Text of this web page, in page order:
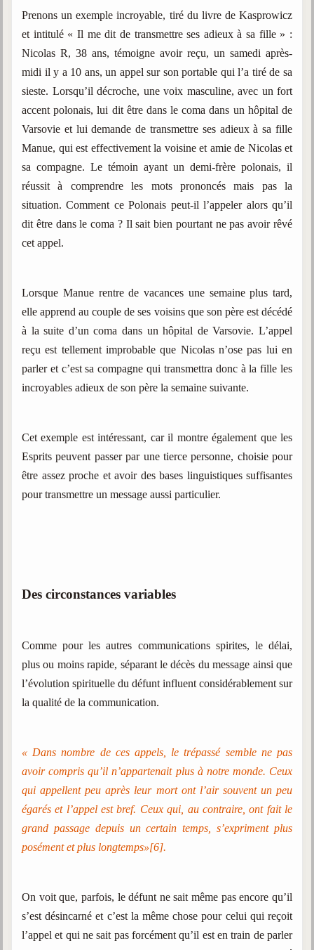
Prenons un exemple incroyable, tiré du livre de Kasprowicz
et intitulé « Il me dit de transmettre ses adieux à sa fille » :
Nicolas R, 38 ans, témoigne avoir reçu, un samedi après-
midi il y a 10 ans, un appel sur son portable qui l’a tiré de sa
sieste. Lorsqu’il décroche, une voix masculine, avec un fort
accent polonais, lui dit être dans le coma dans un hôpital de
Varsovie et lui demande de transmettre ses adieux à sa fille
Manue, qui est effectivement la voisine et amie de Nicolas et
sa compagne. Le témoin ayant un demi-frère polonais, il
réussit à comprendre les mots prononcés mais pas la
situation. Comment ce Polonais peut-il l’appeler alors qu’il
dit être dans le coma ? Il sait bien pourtant ne pas avoir rêvé
cet appel.
Lorsque Manue rentre de vacances une semaine plus tard,
elle apprend au couple de ses voisins que son père est décédé
à la suite d’un coma dans un hôpital de Varsovie. L’appel
reçu est tellement improbable que Nicolas n’ose pas lui en
parler et c’est sa compagne qui transmettra donc à la fille les
incroyables adieux de son père la semaine suivante.
Cet exemple est intéressant, car il montre également que les
Esprits peuvent passer par une tierce personne, choisie pour
être assez proche et avoir des bases linguistiques suffisantes
pour transmettre un message aussi particulier.
Des circonstances variables
Comme pour les autres communications spirites, le délai,
plus ou moins rapide, séparant le décès du message ainsi que
l’évolution spirituelle du défunt influent considérablement sur
la qualité de la communication.
« Dans nombre de ces appels, le trépassé semble ne pas
avoir compris qu’il n’appartenait plus à notre monde. Ceux
qui appellent peu après leur mort ont l’air souvent un peu
égarés et l’appel est bref. Ceux qui, au contraire, ont fait le
grand passage depuis un certain temps, s’expriment plus
posément et plus longtemps»[6].
On voit que, parfois, le défunt ne sait même pas encore qu’il
s’est désincarné et c’est la même chose pour celui qui reçoit
l’appel et qui ne sait pas forcément qu’il est en train de parler